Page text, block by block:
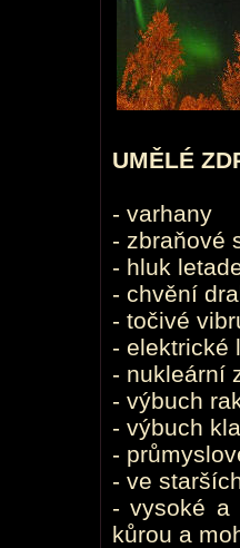
UMĚLÉ
- varhany
- zbraňové
- hluk
- chvění
- točivé
- elektrické
- nukleární
- výbuch
- výbuch
-
- ve
- vysoké a
kůrou a